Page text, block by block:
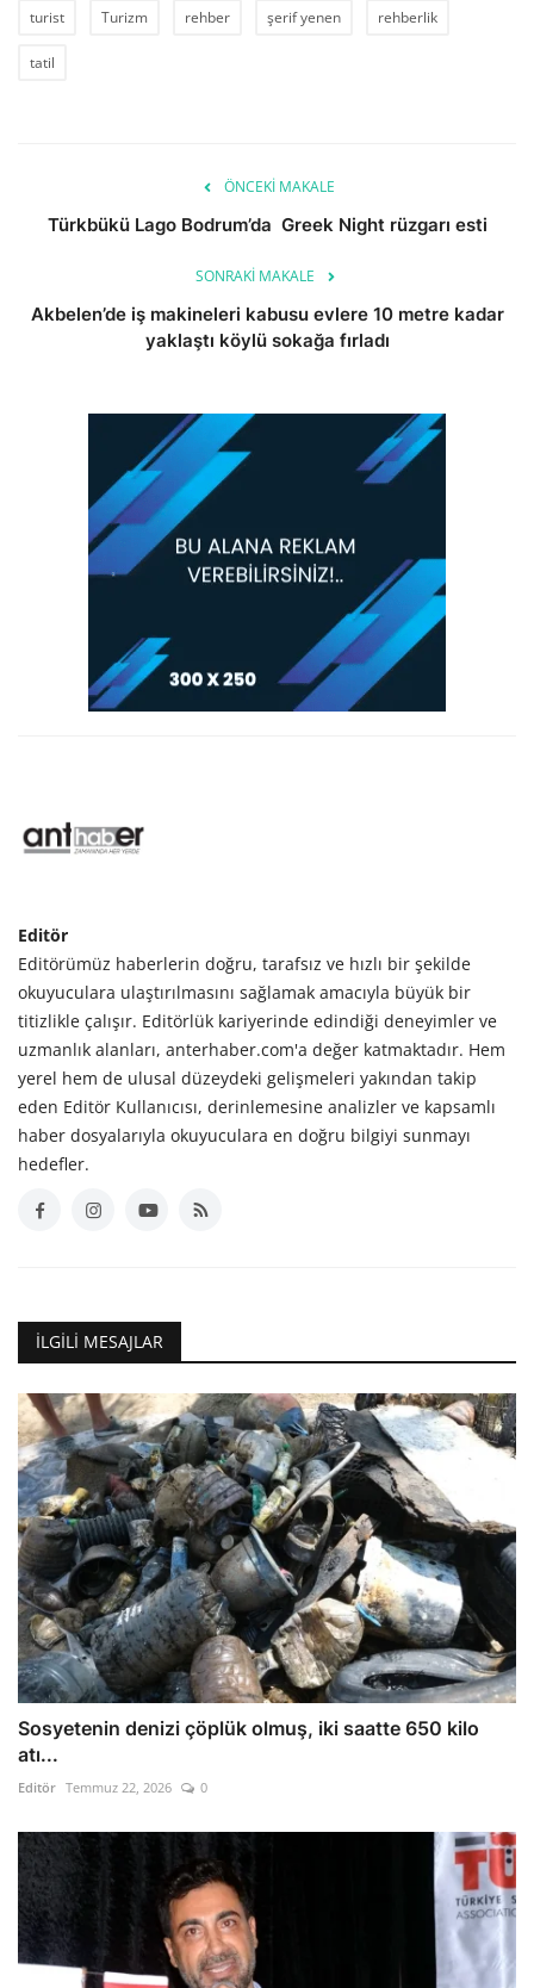
turist
Turizm rehber şerif yenen rehberlik
tatil
ÖNCEKI MAKALE
Türkbükü Lago Bodrum’da Greek Night rüzgarı esti
SONRAKI MAKALE
Akbelen’de iş makineleri kabusu evlere 10 metre kadar
yaklaştı köylü sokağa fırladı
Editör
Editörümüz haberlerin doğru, tarafsız ve hızlı bir şekilde
okuyuculara ulaştırılmasını sağlamak amacıyla büyük bir
titizlikle çalışır. Editörlük kariyerinde edindiği deneyimler ve
uzmanlık alanları, anterhaber.com'a değer katmaktadır. Hem
yerel hem de ulusal düzeydeki gelişmeleri yakından takip
eden Editör Kullanıcısı, derinlemesine analizler ve kapsamlı
haber dosyalarıyla okuyuculara en doğru bilgiyi sunmayı
hedefler.
İLGILI MESAJLAR
Sosyetenin denizi çöplük olmuş, iki saatte 650 kilo
atı...
Editör Temmuz 22, 2026 0